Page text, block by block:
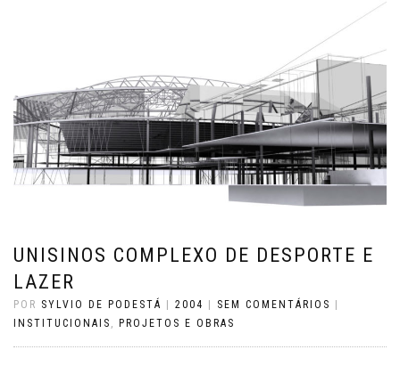
UNISINOS COMPLEXO DE DESPORTE E
LAZER
POR SYLVIO DE PODESTÁ | 2004 | SEM COMENTÁRIOS |
INSTITUCIONAIS
PROJETOS E OBRAS